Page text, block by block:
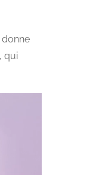
donne
qui